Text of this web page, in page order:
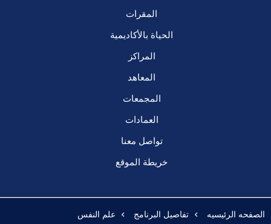
المقرات
الحياة بالأكاديمية
المراكز
المعاهد
المجمعات
العمادات
تواصل معنا
خريطة الموقع
الصفحه الرئيسيه تفاصيل البرنامج علم النفس